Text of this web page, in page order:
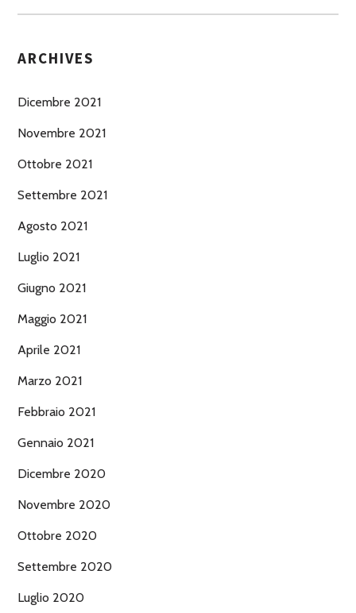
ARCHIVES
Dicembre 2021
Novembre 2021
Ottobre 2021
Settembre 2021
Agosto 2021
Luglio 2021
Giugno 2021
Maggio 2021
Aprile 2021
Marzo 2021
Febbraio 2021
Gennaio 2021
Dicembre 2020
Novembre 2020
Ottobre 2020
Settembre 2020
Luglio 2020